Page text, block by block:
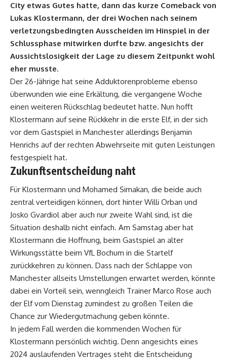
City etwas Gutes hatte, dann das kurze Comeback von
Lukas Klostermann, der drei Wochen nach seinem
verletzungsbedingten Ausscheiden im Hinspiel in der
Schlussphase mitwirken durfte bzw. angesichts der
Aussichtslosigkeit der Lage zu diesem Zeitpunkt wohl
eher musste.
Der 26-Jährige hat seine Adduktorenprobleme ebenso
überwunden wie eine Erkältung, die vergangene Woche
einen weiteren Rückschlag bedeutet hatte. Nun hofft
Klostermann auf seine Rückkehr in die erste Elf, in der sich
vor dem Gastspiel in Manchester allerdings Benjamin
Henrichs auf der rechten Abwehrseite mit guten Leistungen
festgespielt hat.
Zukunftsentscheidung naht
Für Klostermann und Mohamed Simakan, die beide auch
zentral verteidigen können, dort hinter Willi Orban und
Josko Gvardiol aber auch nur zweite Wahl sind, ist die
Situation deshalb nicht einfach. Am Samstag aber hat
Klostermann die Hoffnung, beim Gastspiel an alter
Wirkungsstätte beim VfL Bochum in die Startelf
zurückkehren zu können. Dass nach der Schlappe von
Manchester allseits Umstellungen erwartet werden, könnte
dabei ein Vorteil sein, wenngleich Trainer Marco Rose auch
der Elf vom Dienstag zumindest zu großen Teilen die
Chance zur Wiedergutmachung geben könnte.
In jedem Fall werden die kommenden Wochen für
Klostermann persönlich wichtig. Denn angesichts eines
2024 auslaufenden Vertrages steht die Entscheidung